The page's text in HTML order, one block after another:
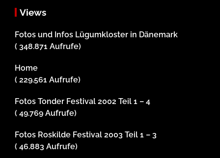
Views
Fotos und Infos Lügumkloster in Dänemark
( 348.871 Aufrufe)
Home
( 229.561 Aufrufe)
Fotos Tonder Festival 2002 Teil 1 – 4
( 49.769 Aufrufe)
Fotos Roskilde Festival 2003 Teil 1 – 3
( 46.883 Aufrufe)